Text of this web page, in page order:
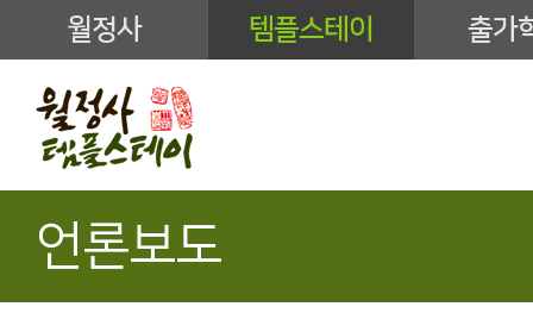
월정사 템플스테이 출가
언론보도